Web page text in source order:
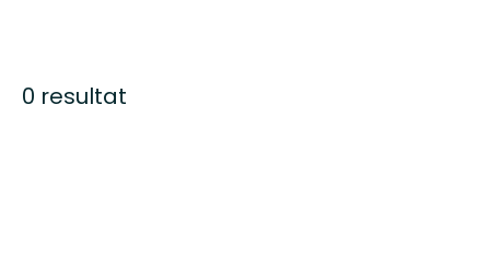
0 resultat